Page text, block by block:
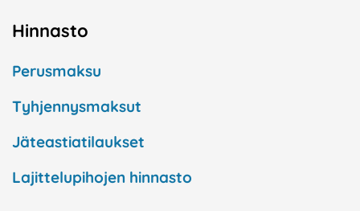
Hinnasto
Perusmaksu
Tyhjennysmaksut
Jäteastiatilaukset
Lajittelupihojen hinnasto